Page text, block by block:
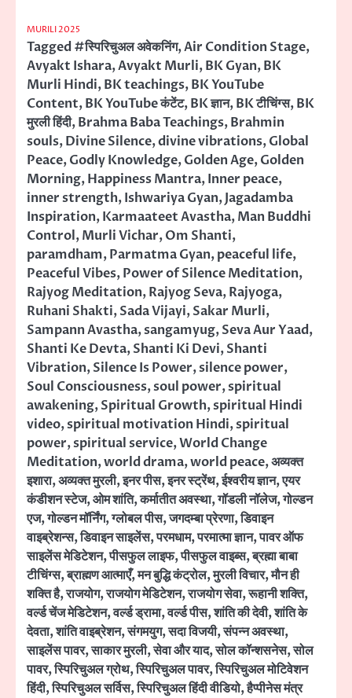
MURILI 2025
Tagged#स्पिरिचुअल अवेकनिंग,Air Condition Stage,
Avyakt Ishara,Avyakt Murli,BK Gyan,BK
Murli Hindi,BK teachings,BK YouTube
Content,BK YouTube कंटेंट,BK ज्ञान,BK टीचिंग्स,BK
मुरली हिंदी,Brahma Baba Teachings,Brahmin
souls,Divine Silence,divine vibrations,Global
Peace,Godly Knowledge,Golden Age,Golden
Morning,Happiness Mantra,Inner peace,
inner strength,Ishwariya Gyan,Jagadamba
Inspiration,Karmaateet Avastha,Man Buddhi
Control,Murli Vichar,Om Shanti,
paramdham,Parmatma Gyan,peaceful life,
Peaceful Vibes,Power of Silence Meditation,
Rajyog Meditation,Rajyog Seva,Rajyoga,
Ruhani Shakti,Sada Vijayi,Sakar Murli,
Sampann Avastha,sangamyug,Seva Aur Yaad,
Shanti Ke Devta,Shanti Ki Devi,Shanti
Vibration,Silence Is Power,silence power,
Soul Consciousness,soul power,spiritual
awakening,Spiritual Growth,spiritual Hindi
video,spiritual motivation Hindi,spiritual
power,spiritual service,World Change
Meditation,world drama,world peace,अव्यक्त
इशारा,अव्यक्त मुरली,इनर पीस,इनर स्ट्रेंथ,ईश्वरीय ज्ञान,एयर
कंडीशन स्टेज,ओम शांति,कर्मातीत अवस्था,गॉडली नॉलेज,गोल्डन
एज,गोल्डन मॉर्निंग,ग्लोबल पीस,जगदम्बा प्रेरणा,डिवाइन
वाइब्रेशन्स,डिवाइन साइलेंस,परमधाम,परमात्मा ज्ञान,पावर ऑफ
साइलेंस मेडिटेशन,पीसफुल लाइफ,पीसफुल वाइब्स,ब्रह्मा बाबा
टीचिंग्स,ब्राह्मण आत्माएँ,मन बुद्धि कंट्रोल,मुरली विचार,मौन ही
शक्ति है,राजयोग,राजयोग मेडिटेशन,राजयोग सेवा,रूहानी शक्ति,
वर्ल्ड चेंज मेडिटेशन,वर्ल्ड ड्रामा,वर्ल्ड पीस,शांति की देवी,शांति के
देवता,शांति वाइब्रेशन,संगमयुग,सदा विजयी,संपन्न अवस्था,
साइलेंस पावर,साकार मुरली,सेवा और याद,सोल कॉन्शसनेस,सोल
पावर,स्पिरिचुअल ग्रोथ,स्पिरिचुअल पावर,स्पिरिचुअल मोटिवेशन
हिंदी,स्पिरिचुअल सर्विस,स्पिरिचुअल हिंदी वीडियो,हैप्पीनेस मंत्र